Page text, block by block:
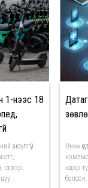
1-нээс 18
аюулгүй
Өнөө
өдөр